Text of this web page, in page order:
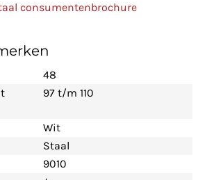
consumentenbrochure
48
97 t/m 110
Wit
Staal
9010